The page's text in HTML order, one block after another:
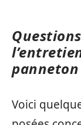
panneton
Voici